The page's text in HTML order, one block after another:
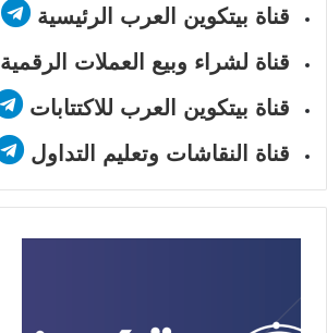
قناة بيتكوين العرب الرئيسية
قناة لشراء وبيع العملات الرقمية
قناة بيتكوين العرب للاكتتابات
قناة النقاشات وتعليم التداول